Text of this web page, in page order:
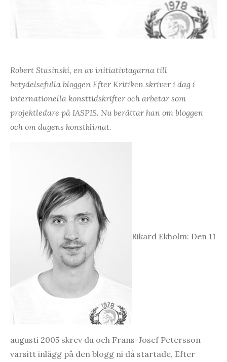
Robert Stasinski, en av initiativtagarna till
betydelsefulla bloggen Efter Kritiken skriver i dag i
internationella konsttidskrifter och arbetar som
projektledare på IASPIS. Nu berättar han om bloggen
och om dagens konstklimat.
Rikard Ekholm: Den 11
augusti 2005 skrev du och Frans-Josef Petersson
varsitt inlägg på den blogg ni då startade, Efter